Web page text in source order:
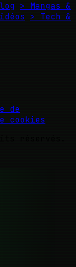
> Mangas &
> Tech &
de
cookies